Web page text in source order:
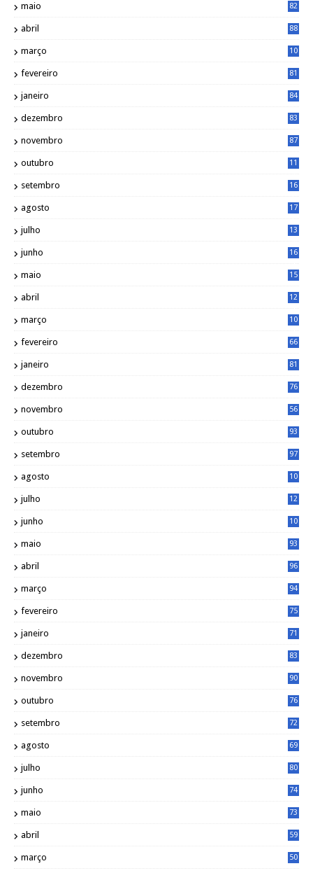
maio 82
abril 88
março
10
fevereiro 81
janeiro 84
dezembro 83
novembro 87
outubro
11
setembro
16
agosto
17
julho
13
junho
16
maio
15
abril
12
março
10
fevereiro 66
janeiro 81
dezembro 76
novembro 56
outubro 93
setembro 97
agosto
10
julho
12
junho
10
maio 93
abril 96
março 94
fevereiro 75
janeiro 71
dezembro 83
novembro 90
outubro 76
setembro 72
agosto 69
julho 80
junho 74
maio 73
abril 59
março 50